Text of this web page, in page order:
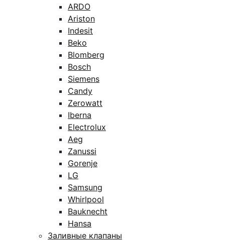
ARDO
Ariston
Indesit
Beko
Blomberg
Bosch
Siemens
Candy
Zerowatt
Iberna
Electrolux
Aeg
Zanussi
Gorenje
LG
Samsung
Whirlpool
Bauknecht
Hansa
Заливные клапаны